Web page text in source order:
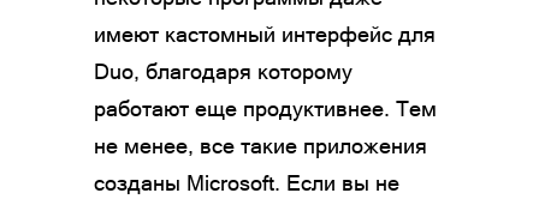
имеют кастомный интерфейс для
Duo, благодаря которому
работают еще продуктивнее. Тем
не менее, все такие приложения
созданы Microsoft. Если вы не